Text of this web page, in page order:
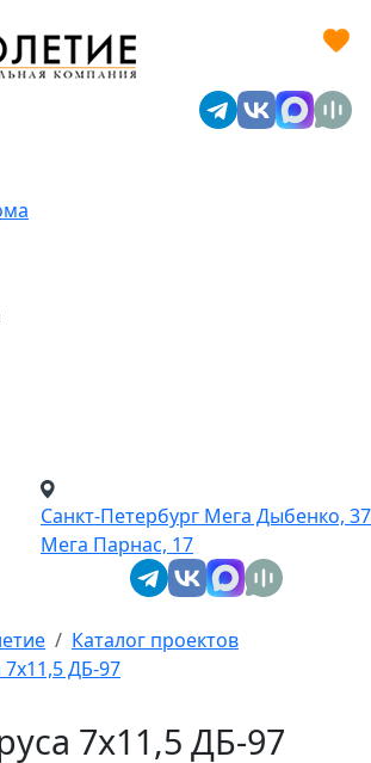
Санкт-Петербург Мега Дыбенко, 37
Мега Парнас, 17
Каталог проектов
ДБ-97
7х11,5 ДБ-97